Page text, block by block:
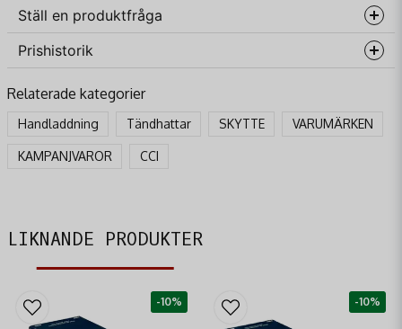
Ställ en produktfråga
question
Fråga oss något om denna produkten...
name
Namn
Mejladress
Ja, ni får publicera min fråga
Prishistorik
Relaterade kategorier
Handladdning Tändhattar SKYTTE VARUMÄRKEN
KAMPANJVAROR CCI
LIKNANDE PRODUKTER
-10% -10%